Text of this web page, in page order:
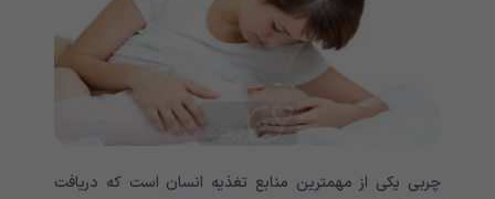
چربی یکی از مهمترین منابع تغذیه انسان است که دریافت